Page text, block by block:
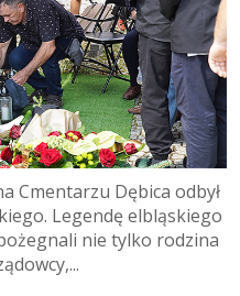
Cmentarzu Dębica odbył
Legendę elbląskiego
nie tylko rodzina